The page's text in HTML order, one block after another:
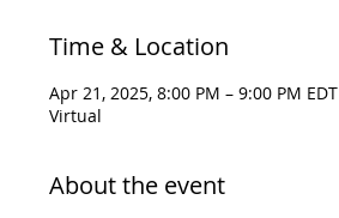
Time & Location
Apr 21, 2025, 8:00 PM – 9:00 PM EDT
Virtual
About the event